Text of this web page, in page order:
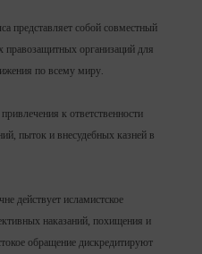
представляет собой совместный
организаций для
по всему миру.
к ответственности
пыток и внесудебных казней в
действует исламистское
наказаний, похищения и
обращение дискредитируют